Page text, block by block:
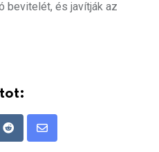
bevitelét, és javítják az
RedditShare